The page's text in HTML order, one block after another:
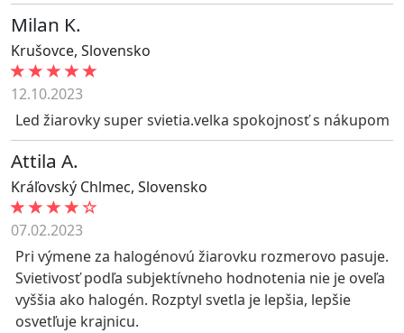
Milan K.
Krušovce, Slovensko
12.10.2023
Led žiarovky super svietia.velka spokojnosť s nákupom
Attila A.
Kráľovský Chlmec, Slovensko
07.02.2023
Pri výmene za halogénovú žiarovku rozmerovo pasuje.
Svietivosť podľa subjektívneho hodnotenia nie je oveľa
vyššia ako halogén. Rozptyl svetla je lepšia, lepšie
osvetľuje krajnicu.